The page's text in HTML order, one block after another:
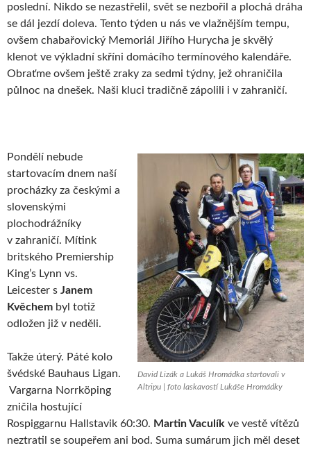
poslední. Nikdo se nezastřelil, svět se nezbořil a plochá dráha
se dál jezdí doleva. Tento týden u nás ve vlažnějším tempu,
ovšem chabařovický Memoriál Jiřího Hurycha je skvělý
klenot ve výkladní skříni domácího termínového kalendáře.
Obraťme ovšem ještě zraky za sedmi týdny, jež ohraničila
půlnoc na dnešek. Naši kluci tradičně zápolili i v zahraničí.
David Lizák a Lukáš Hromádka startovali v
Altripu | foto laskavostí Lukáše Hromádky
Pondělí nebude
startovacím dnem naší
procházky za českými a
slovenskými
plochodrážníky
v zahraničí. Mítink
britského Premiership
King’s Lynn vs.
Leicester s Janem
Kvěchem byl totiž
odložen již v neděli.
Takže úterý. Páté kolo
švédské Bauhaus Ligan.
Vargarna Norrköping
zničila hostující
Rospiggarnu Hallstavik 60:30. Martin Vaculík ve vestě vítězů
neztratil se soupeřem ani bod. Suma sumárum jich měl deset